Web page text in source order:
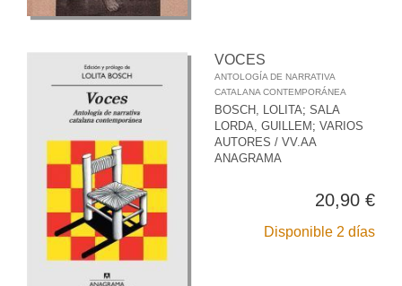
VOCES
ANTOLOGÍA DE NARRATIVA
CATALANA CONTEMPORÁNEA
BOSCH, LOLITA; SALA
LORDA, GUILLEM ; VARIOS
AUTORES / VV.AA
ANAGRAMA
20,90 €
Disponible 2 días